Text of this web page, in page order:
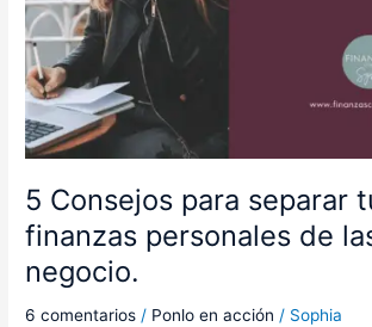
5 Consejos para separar
finanzas personales de
negocio.
6 comentarios / Ponlo en acción / Sophia